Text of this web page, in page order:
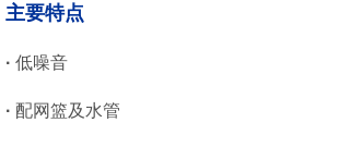
主要特点
· 低噪音
· 配网篮及水管